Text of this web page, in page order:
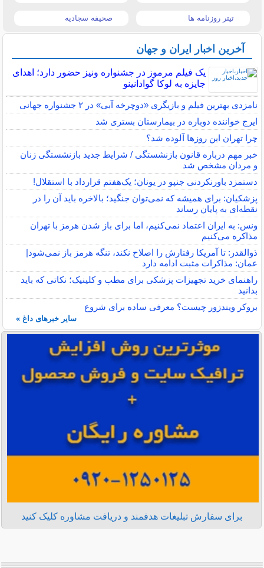
تیتر روزنامه ها صحیفه سجادیه
آخرین اخبار ایران و جهان
یک فیلم مرموز در جشنواره ونیز حضور دارد؛ اهدای
جایزه به لوکا گوادانینو
نامزدی بهترین فیلم و بازیگری «دوچرخه آبی» در ۲ جشنواره جهانی
ایرج خواننده دوباره در بیمارستان بستری شد
چرا تهران این روزها آلوده شد؟
خبر مهم درباره قانون بازنشستگی / شرایط جدید بازنشستگی زنان
و مردان مشخص شد
دستمزد باورنکردنی جنپو در یونان؛ یک‌هفتم قرارداد با استقلال!
پزشکیان: برای همیشه که نمی‌توان جنگید؛ بالاخره باید آن را در
نقطه‌ای به پایان رساند
ونس: به ایران اعتماد نمی‌کنیم، اما برای باز شدن هرمز با تهران
مذاکره می‌کنیم
ذوالقدر: تا آمریکا رفتارش را اصلاح نکند، تنگه هرمز باز نمی‌شود|
عمان: مذاکرات مثبت ادامه دارد
راهنمای خرید تجهیزات پزشکی برای مطب و کلینیک؛ نکاتی که باید
بدانید
بروکر ویندزور چیست؟ معرفی ساده برای شروع
سایر خبرهای داغ »
برای سفارش تبلیغات هدفمند و دریافت مشاوره کلیک کنید